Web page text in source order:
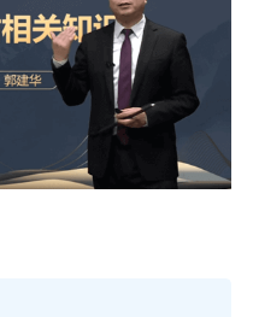
部分教材变动及解读
终于和我们见面了，
朋友的备考之路也要
在第一时间对相关变
起看一下吧。